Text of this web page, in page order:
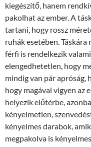
kiegészítő, hanem
pakolhat az ember. A
tartani, hogy rossz
ruhák esetében.
férfi is rendelkezik
elengedhetetlen, hogy
mindig van pár apróság,
hogy magával vigyen az
helyezik előtérbe,
kényelmetlen,
kényelmes darabok,
megpakolva is